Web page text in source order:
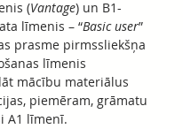
(Vantage) un B1-
līmenis – “Basic user”
prasme pirmssliekšņa
līmenis
mācību materiālus
piemēram, grāmatu
A1 līmenī.